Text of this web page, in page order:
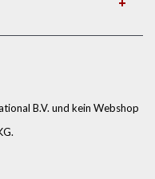
B.V. und kein Webshop